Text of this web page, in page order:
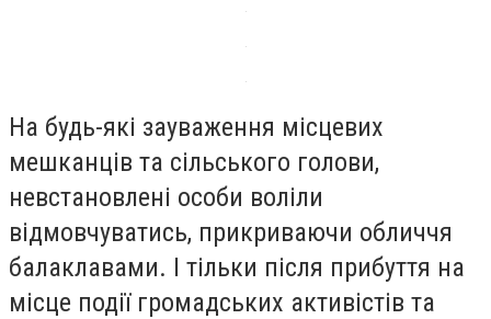
На будь-які зауваження місцевих
мешканців та сільського голови,
невстановлені особи воліли
відмовчуватись, прикриваючи обличчя
балаклавами. І тільки після прибуття на
місце події громадських активістів та